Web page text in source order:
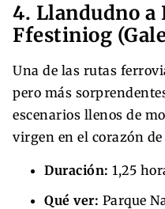
4. Llandudno a
Ffestiniog
Una de las rutas
pero más
escenarios llenos de
virgen en el corazón
Duración: 1,25
Qué ver: Parque